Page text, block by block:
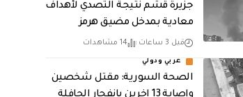
جزيرة قشم نتيجة التصدي لأهداف
معادية بمدخل مضيق هرمز
قبل 3 ساعات 14 مشاهدات
عربي ودولي
الصحة السورية: مقتل شخصين